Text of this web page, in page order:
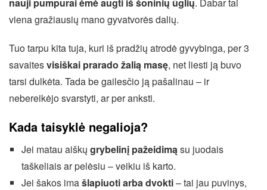
viena gražiausių mano gyvatvorės dalių.
Tuo tarpu kita tuja, kuri iš pradžių atrodė gyvybinga, per 3
savaitesvisiškai prarado žalią masę, net liesti ją buvo
tarsi dulkėta. Tada be gailesčio ją pašalinau – ir
nebereikėjo svarstyti, ar per anksti.
Kada taisyklė negalioja?
Jei matau aiškų grybelinį pažeidimąsu juodais
taškeliais ar pelėsiu – veikiu iš karto.
Jei šakos imašlapiuoti arba dvokti– tai jau puvinys,